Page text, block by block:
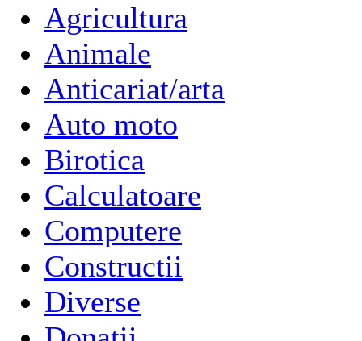
Agricultura
Animale
Anticariat/arta
Auto moto
Birotica
Calculatoare
Computere
Constructii
Diverse